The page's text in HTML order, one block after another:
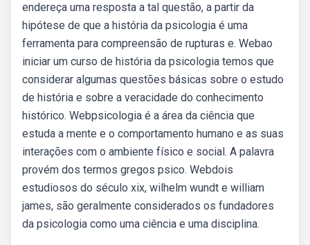
endereça uma resposta a tal questão, a partir da
hipótese de que a história da psicologia é uma
ferramenta para compreensão de rupturas e. Webao
iniciar um curso de história da psicologia temos que
considerar algumas questões básicas sobre o estudo
de história e sobre a veracidade do conhecimento
histórico. Webpsicologia é a área da ciência que
estuda a mente e o comportamento humano e as suas
interações com o ambiente físico e social. A palavra
provém dos termos gregos psico. Webdois
estudiosos do século xix, wilhelm wundt e william
james, são geralmente considerados os fundadores
da psicologia como uma ciência e uma disciplina.